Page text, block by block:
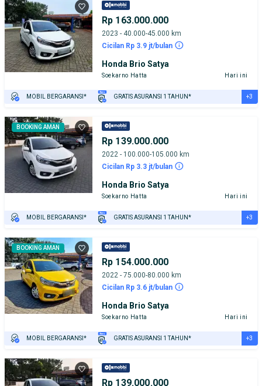
PENJUAL TERVERIFIKASI
Rp 163.000.000
2023 - 40.000-45.000 km
Cicilan Rp 3.9 jt/bulan
Honda Brio Satya
Soekarno Hatta Hari ini
MOBIL BERGARANSI* GRATIS ASURANSI 1 TAHUN*
PENJUAL TERVERIFIKASI
+3
BOOKING AMAN
Rp 139.000.000
2022 - 100.000-105.000 km
Cicilan Rp 3.3 jt/bulan
Honda Brio Satya
Soekarno Hatta Hari ini
MOBIL BERGARANSI* GRATIS ASURANSI 1 TAHUN*
PENJUAL TERVERIFIKASI
+3
BOOKING AMAN
Rp 154.000.000
2022 - 75.000-80.000 km
Cicilan Rp 3.6 jt/bulan
Honda Brio Satya
Soekarno Hatta Hari ini
MOBIL BERGARANSI* GRATIS ASURANSI 1 TAHUN*
PENJUAL TERVERIFIKASI
+3
Rp 139.000.000